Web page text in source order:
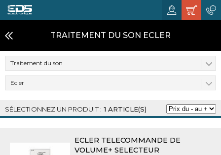
TRAITEMENT DU SON ECLER
Traitement du son
Ecler
1 ARTICLE(S)
ECLER TELECOMMANDE DE
VOLUME+ SELECTEUR